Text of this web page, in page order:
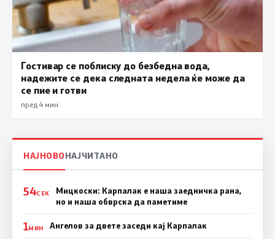
Гостивар се поблиску до безбедна вода,
надежите се дека следната недела ќе може да
се пие и готви
пред 4 мин.
НАЈНОВОНАЈЧИТАНО
54СЕК
Мицкоски: Карпалак е наша заедничка рана,
но и наша обврска да паметиме
1МИН Ангелов за двете заседи кај Карпалак